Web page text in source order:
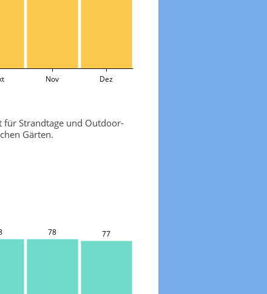
Nov Dez
für Strandtage und Outdoor-
Gärten.
78 77